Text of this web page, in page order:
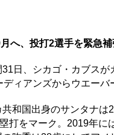
へ、投打2選手を緊急補
日、シカゴ・カブスが
ディアンズからウエーバ
和国出身のサンタナは
打をマーク。2019年に